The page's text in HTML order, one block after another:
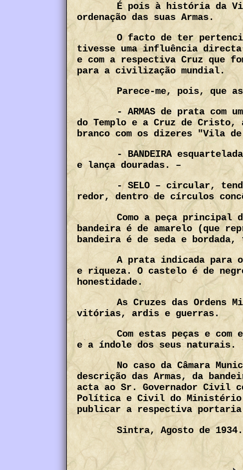
É pois à história da
ordenação das suas Armas.
O facto de ter
tivesse uma influência directa
e com a respectiva Cruz que
para a civilização mundial.
Parece-me, pois, que as
- ARMAS de prata com
do Templo e a Cruz de
branco com os dizeres "Vila
- BANDEIRA
e lança douradas. –
- SELO – circular,
redor, dentro de círculos
Como a peça principal
bandeira é de amarelo (que
bandeira é de seda e bordada,
A prata indicada para
e riqueza. O castelo é de
honestidade.
As Cruzes das Ordens
vitórias, ardis e guerras.
Com estas peças e
e a índole dos seus naturais.
No caso da Câmara
descrição das Armas, da
acta ao Sr. Governador Civil
Política e Civil do Ministério
publicar a respectiva
Sintra, Agosto de 1934.